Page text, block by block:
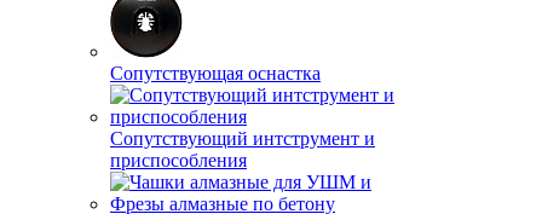
Сопутствующая оснастка
Сопутствующий интструмент и
приспособления